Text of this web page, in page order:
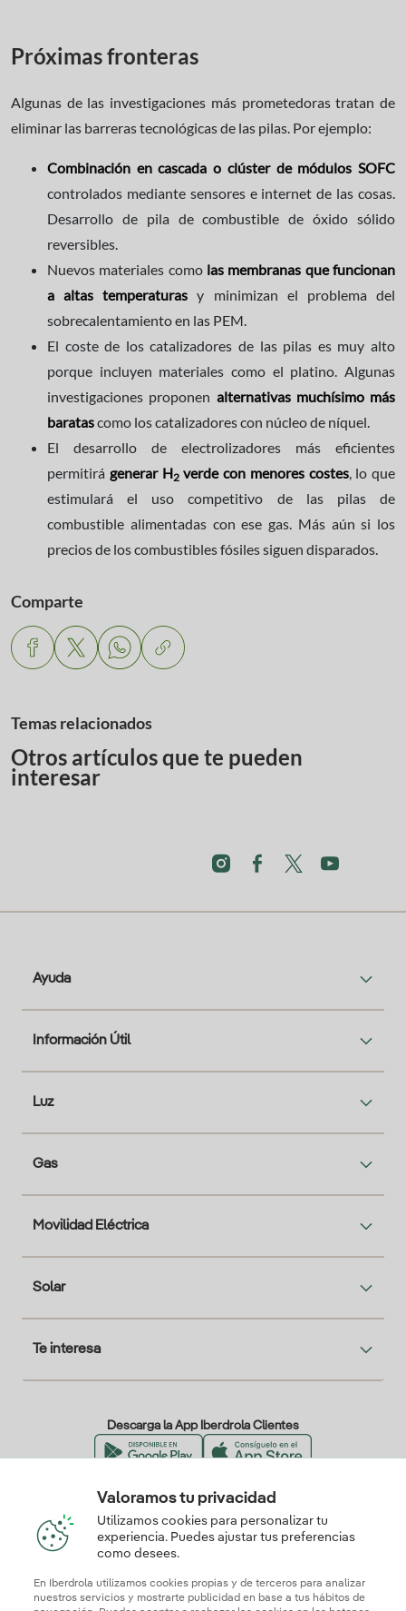
Próximas fronteras
Algunas de las investigaciones más prometedoras tratan de
eliminar las barreras tecnológicas de las pilas. Por ejemplo:
Combinación en cascada o clúster de módulos SOFC
controlados mediante sensores e internet de las cosas.
Desarrollo de pila de combustible de óxido sólido
reversibles.
Nuevos materiales como las membranas que funcionan
a altas temperaturas y minimizan el problema del
sobrecalentamiento en las PEM.
El coste de los catalizadores de las pilas es muy alto
porque incluyen materiales como el platino. Algunas
investigaciones proponen alternativas muchísimo más
baratascomo los catalizadores con núcleo de níquel.
El desarrollo de electrolizadores más eficientes
permitirá generar H2verde con menores costes, lo que
estimulará el uso competitivo de las pilas de
combustible alimentadas con ese gas. Más aún si los
precios de los combustibles fósiles siguen disparados.
Comparte
Temas relacionados
Otros artículos que te pueden
interesar
Ayuda
Información Útil
Luz
Gas
Movilidad Eléctrica
Solar
Te interesa
Descarga la App Iberdrola Clientes
Nuestros certificados de confianza
Valoramos tu privacidad
Utilizamos cookies para personalizar tu
experiencia. Puedes ajustar tus preferencias
como desees.
En Iberdrola utilizamos cookies propias y de terceros para analizar
nuestros servicios y mostrarte publicidad en base a tus hábitos de